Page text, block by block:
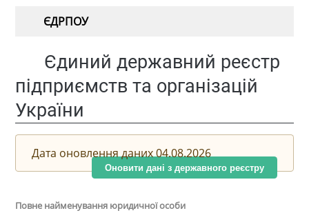
ЄДРПОУ
Єдиний державний реєстр
підприємств та організацій
України
Дата оновлення даних 04.08.2026
Оновити дані з державного реєстру
Повне найменування юридичної особи